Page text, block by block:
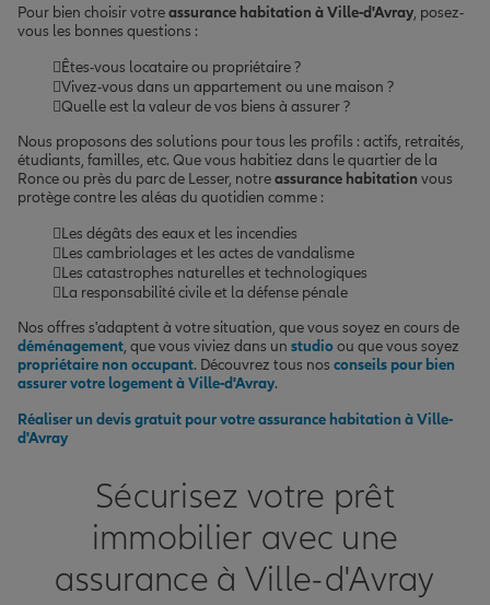
Pour bien choisir votreassurance habitation à Ville-d'Avray, posez-
vous les bonnes questions :
Êtes-vous locataire ou propriétaire ?
Vivez-vous dans un appartement ou une maison ?
Quelle est la valeur de vos biens à assurer ?
Nous proposons des solutions pour tous les profils : actifs, retraités,
étudiants, familles, etc. Que vous habitiez dans le quartier de la
Ronce ou près du parc de Lesser, notreassurance habitation vous
protège contre les aléas du quotidien comme :
Les dégâts des eaux et les incendies
Les cambriolages et les actes de vandalisme
Les catastrophes naturelles et technologiques
La responsabilité civile et la défense pénale
Nos offres s'adaptent à votre situation, que vous soyez en cours de
déménagement, que vous viviez dans un studioou que vous soyez
propriétaire non occupant. Découvrez tous nos conseils pour bien
assurer votre logement à Ville-d'Avray.
Réaliser un devis gratuit pour votre assurance habitation à Ville-
d'Avray
Sécurisez votre prêt
immobilier avec une
assurance à Ville-d'Avray